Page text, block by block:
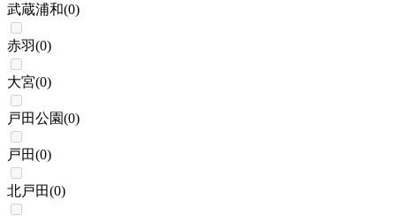
武蔵浦和(0)
赤羽(0)
大宮(0)
戸田公園(0)
戸田(0)
北戸田(0)